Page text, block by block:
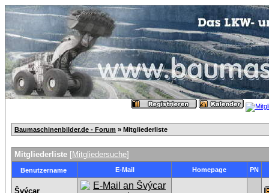
Baumaschinenbilder.de - Forum » Mitgliederliste
Mitgliederliste [Mitgliedersuche]
Benutzername E-Mail Homepage PN
Švýcar